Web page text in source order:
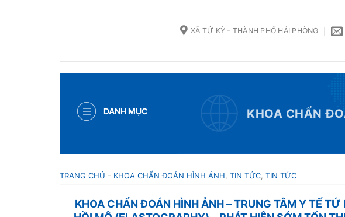
XÃ TỨ KỲ - THÀNH PHỐ HẢI PHÒNG
DANH MỤC KHOA CHẨN
TRANG CHỦ - KHOA CHẨN ĐOÁN HÌNH ẢNH TIN TỨC TIN TỨC
KHOA CHẨN ĐOÁN HÌNH ẢNH – TRUNG TÂM Y TẾ